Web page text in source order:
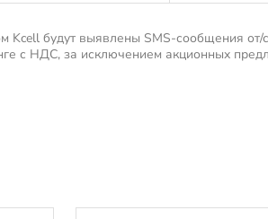
будут выявлены SMS-сообщения
с НДС, за исключением акционных